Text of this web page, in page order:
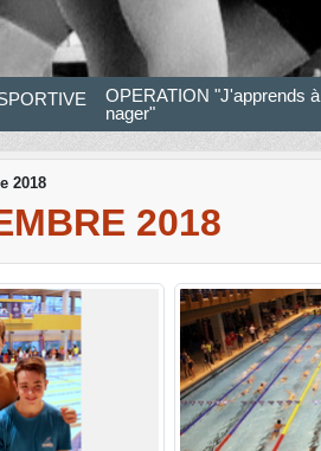
OPERATION "J'apprends à
nager"
2018
2018